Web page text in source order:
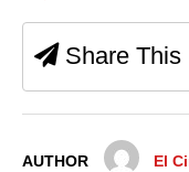
Share This
AUTHOR El